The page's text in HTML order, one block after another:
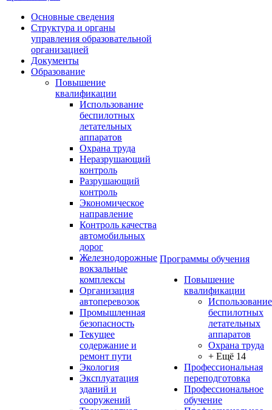
Основные сведения
Структура и органы
управления образовательной
организацией
Документы
Образование
Повышение
квалификации
Использование
беспилотных
летательных
аппаратов
Охрана труда
Неразрушающий
контроль
Разрушающий
контроль
Экономическое
направление
Контроль качества
автомобильных
дорог
Железнодорожные
вокзальные
комплексы
Организация
автоперевозок
Промышленная
безопасность
Текущее
содержание и
ремонт пути
Экология
Эксплуатация
зданий и
сооружений
Программы обучения
Повышение
квалификации
Использование
беспилотных
летательных
аппаратов
Охрана труда
+ Ещё 14
Профессиональная
переподготовка
Профессиональное
обучение